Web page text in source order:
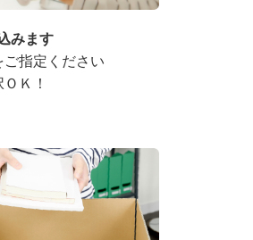
みます
ご指定ください
Ｋ！